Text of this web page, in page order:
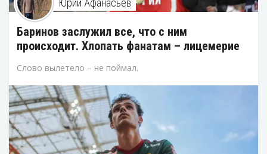
Юрий Афанасьев
Баринов заслужил все, что с ним
происходит. Хлопать фанатам – лицемерие
Слово вылетело – не поймал.